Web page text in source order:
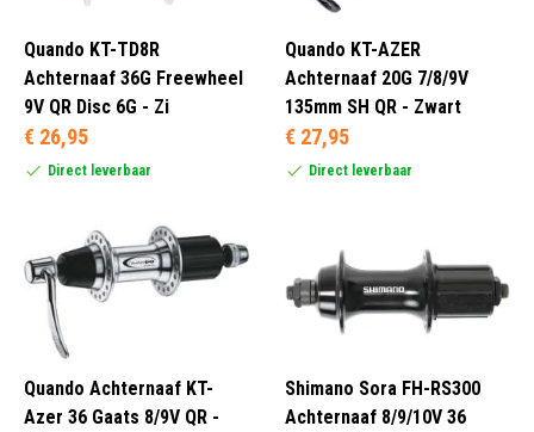
Quando KT-TD8R
Achternaaf 36G Freewheel
9V QR Disc 6G - Zi
€ 26,95
Direct leverbaar
Quando KT-AZER
Achternaaf 20G 7/8/9V
135mm SH QR - Zwart
€ 27,95
Direct leverbaar
Quando Achternaaf KT-
Azer 36 Gaats 8/9V QR -
Shimano Sora FH-RS300
Achternaaf 8/9/10V 36